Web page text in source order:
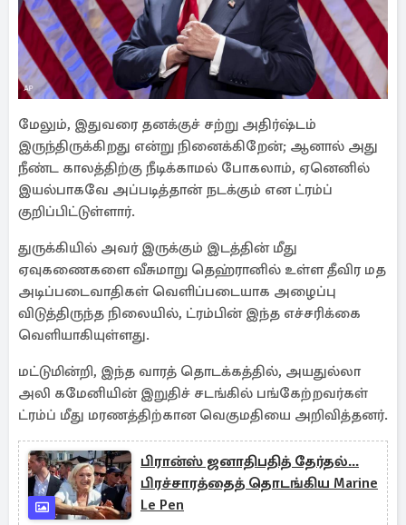
மேலும், இதுவரை தனக்குச் சற்று அதிர்ஷ்டம்
இருந்திருக்கிறது என்று நினைக்கிறேன்; ஆனால் அது
நீண்ட காலத்திற்கு நீடிக்காமல் போகலாம், ஏனெனில்
இயல்பாகவே அப்படித்தான் நடக்கும் என ட்ரம்ப்
குறிப்பிட்டுள்ளார்.
துருக்கியில் அவர் இருக்கும் இடத்தின் மீது
ஏவுகணைகளை வீசுமாறு தெஹ்ரானில் உள்ள தீவிர மத
அடிப்படைவாதிகள் வெளிப்படையாக அழைப்பு
விடுத்திருந்த நிலையில், ட்ரம்பின் இந்த எச்சரிக்கை
வெளியாகியுள்ளது.
மட்டுமின்றி, இந்த வாரத் தொடக்கத்தில், அயதுல்லா
அலி கமேனியின் இறுதிச் சடங்கில் பங்கேற்றவர்கள்
ட்ரம்ப் மீது மரணத்திற்கான வெகுமதியை அறிவித்தனர்.
பிரான்ஸ் ஜனாதிபதித் தேர்தல்...
பிரச்சாரத்தைத் தொடங்கிய Marine
Le Pen